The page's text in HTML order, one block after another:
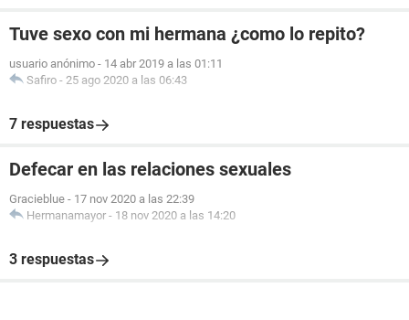
Tuve sexo con mi hermana ¿como lo repito?
usuario anónimo - 14 abr 2019 a las 01:11
Safiro - 25 ago 2020 a las 06:43
7 respuestas
Defecar en las relaciones sexuales
Gracieblue - 17 nov 2020 a las 22:39
Hermanamayor - 18 nov 2020 a las 14:20
3 respuestas